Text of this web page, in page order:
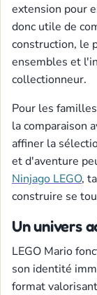
extension pour
donc utile de
construction, le
ensembles et
collectionneur.
Pour les
la comparaison
affiner la
et d'aventure
Ninjago LEGO,
construire se
Un univers
LEGO Mario
son identité
format